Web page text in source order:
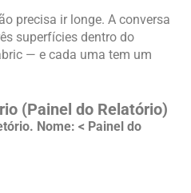
precisa ir longe. A conversa
superfícies dentro do
— e cada uma tem um
(Painel do Relatório)
Nome: < Painel do